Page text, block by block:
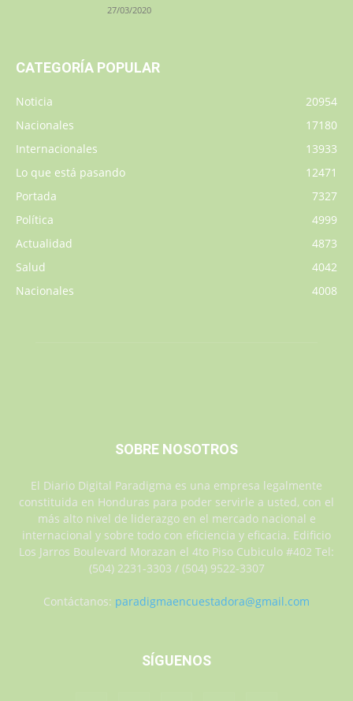
27/03/2020
CATEGORÍA POPULAR
Noticia
20954
Nacionales
17180
Internacionales
13933
Lo que está pasando
12471
Portada
7327
Política
4999
Actualidad
4873
Salud
4042
Nacionales
4008
SOBRE NOSOTROS
El Diario Digital Paradigma es una empresa legalmente
constituida en Honduras para poder servirle a usted, con el
más alto nivel de liderazgo en el mercado nacional e
internacional y sobre todo con eficiencia y eficacia. Edificio
Los Jarros Boulevard Morazan el 4to Piso Cubiculo #402 Tel:
(504) 2231-3303 / (504) 9522-3307
Contáctanos: paradigmaencuestadora@gmail.com
SÍGUENOS